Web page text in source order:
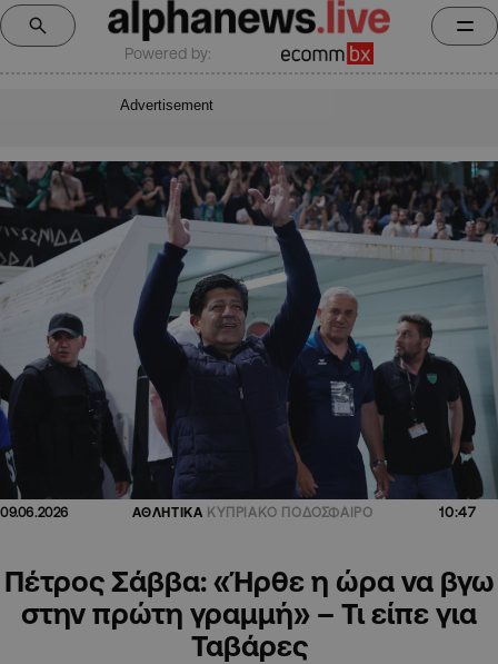
Powered by:
Advertisement
09.06.2026 ΑΘΛΗΤΙΚΑ ΚΥΠΡΙΑΚΟ ΠΟΔΟΣΦΑΙΡΟ 10:47
Πέτρος Σάββα: «Ήρθε η ώρα να βγω
στην πρώτη γραμμή» – Τι είπε για
Ταβάρες